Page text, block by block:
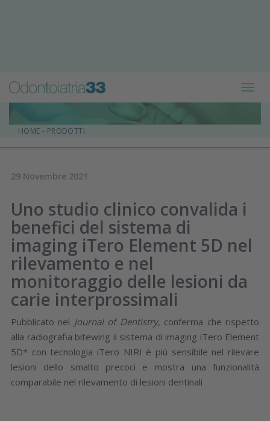
HOME - PRODOTTI
29 Novembre 2021
Uno studio clinico convalida i
benefici del sistema di
imaging iTero Element 5D nel
rilevamento e nel
monitoraggio delle lesioni da
carie interprossimali
Pubblicato nel Journal of Dentistry, conferma che rispetto
alla radiografia bitewing il sistema di imaging iTero Element
5D* con tecnologia iTero NIRI è più sensibile nel rilevare
lesioni dello smalto precoci e mostra una funzionalità
comparabile nel rilevamento di lesioni dentinali